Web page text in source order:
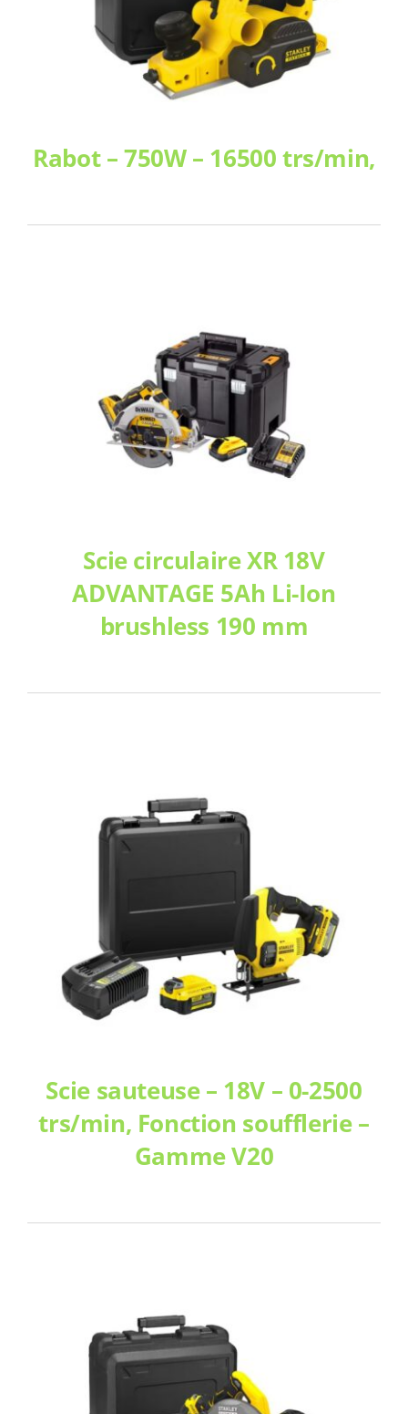
Rabot – 750W – 16500 trs/min,
Scie circulaire XR 18V
ADVANTAGE 5Ah Li-Ion
brushless 190 mm
Scie sauteuse – 18V – 0-2500
trs/min, Fonction soufflerie –
Gamme V20